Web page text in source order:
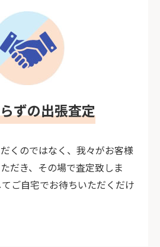
ずの出張査定
くのではなく、我々がお客様
だき、その場で査定致しま
ご自宅でお待ちいただくだけ